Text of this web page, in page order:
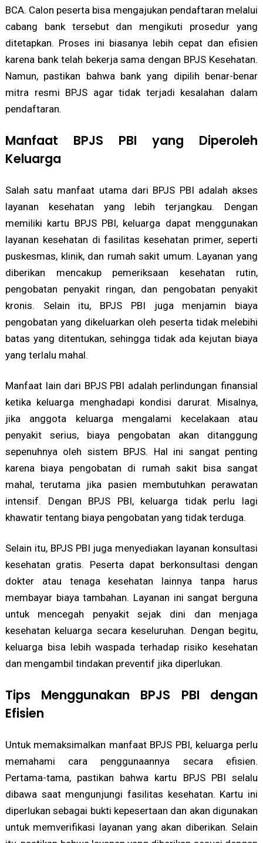
BCA. Calon peserta bisa mengajukan pendaftaran melalui
cabang bank tersebut dan mengikuti prosedur yang
ditetapkan. Proses ini biasanya lebih cepat dan efisien
karena bank telah bekerja sama dengan BPJS Kesehatan.
Namun, pastikan bahwa bank yang dipilih benar-benar
mitra resmi BPJS agar tidak terjadi kesalahan dalam
pendaftaran.
Manfaat BPJS PBI yang Diperoleh
Keluarga
Salah satu manfaat utama dari BPJS PBI adalah akses
layanan kesehatan yang lebih terjangkau. Dengan
memiliki kartu BPJS PBI, keluarga dapat menggunakan
layanan kesehatan di fasilitas kesehatan primer, seperti
puskesmas, klinik, dan rumah sakit umum. Layanan yang
diberikan mencakup pemeriksaan kesehatan rutin,
pengobatan penyakit ringan, dan pengobatan penyakit
kronis. Selain itu, BPJS PBI juga menjamin biaya
pengobatan yang dikeluarkan oleh peserta tidak melebihi
batas yang ditentukan, sehingga tidak ada kejutan biaya
yang terlalu mahal.
Manfaat lain dari BPJS PBI adalah perlindungan finansial
ketika keluarga menghadapi kondisi darurat. Misalnya,
jika anggota keluarga mengalami kecelakaan atau
penyakit serius, biaya pengobatan akan ditanggung
sepenuhnya oleh sistem BPJS. Hal ini sangat penting
karena biaya pengobatan di rumah sakit bisa sangat
mahal, terutama jika pasien membutuhkan perawatan
intensif. Dengan BPJS PBI, keluarga tidak perlu lagi
khawatir tentang biaya pengobatan yang tidak terduga.
Selain itu, BPJS PBI juga menyediakan layanan konsultasi
kesehatan gratis. Peserta dapat berkonsultasi dengan
dokter atau tenaga kesehatan lainnya tanpa harus
membayar biaya tambahan. Layanan ini sangat berguna
untuk mencegah penyakit sejak dini dan menjaga
kesehatan keluarga secara keseluruhan. Dengan begitu,
keluarga bisa lebih waspada terhadap risiko kesehatan
dan mengambil tindakan preventif jika diperlukan.
Tips Menggunakan BPJS PBI dengan
Efisien
Untuk memaksimalkan manfaat BPJS PBI, keluarga perlu
memahami cara penggunaannya secara efisien.
Pertama-tama, pastikan bahwa kartu BPJS PBI selalu
dibawa saat mengunjungi fasilitas kesehatan. Kartu ini
diperlukan sebagai bukti kepesertaan dan akan digunakan
untuk memverifikasi layanan yang akan diberikan. Selain